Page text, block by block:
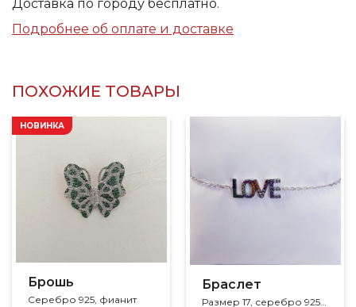
Доставка по городу бесплатно.
Подробнее об оплате и доставке
ПОХОЖИЕ ТОВАРЫ
Брошь
Серебро 925, фианит
НОВИНКА
Браслет